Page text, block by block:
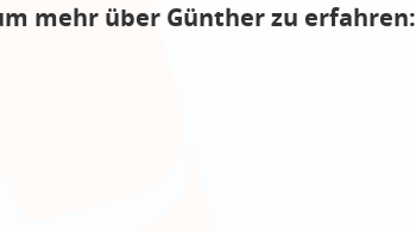
mehr über Günther zu erfahren: